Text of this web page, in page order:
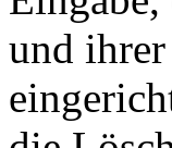
und